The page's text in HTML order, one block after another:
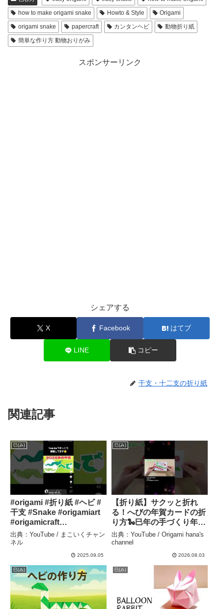
how to make origami snake
Howto & Style
Origami
origami snake
papercraft カンタンヘビ
動物折り紙
簡単な作り方 動物おりがみ
スポンサーリンク
シェアする
X Facebook はてブ
LINE コピー
干支・十二支の折り紙
関連記事
巳(み)
#origami #折り紙 #ヘビ #
干支 #Snake #origamiart
#origamicraft
#origamitutorial
#origamieasy – まこいく
出典：YouTube / まこいくチャン
ネル
2025.09.05
巳(み)
【折り紙】サクッと折れ
る！へびの年賀カードの折
り方🐍巳年の手づくり年賀
状や飾りに♪Easy Paper
Snake Card | 摺紙 蛇 | 종
이접기 뱀#折り紙#蛇#へび
Origami hana’s channel
出典：YouTube / Origami hana's
channel
2026.08.03
巳(み) 巳(み)